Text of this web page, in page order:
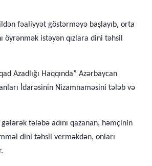
fəaliyyət göstərməyə başlayıb, orta
istəyən qızlara dini təhsil
Azadlığı Haqqında” Azərbaycan
İdarəsinin Nizamnaməsini tələb və
tələbə adını qazanan, həmçinin
dini təhsil verməkdən, onları